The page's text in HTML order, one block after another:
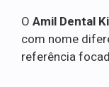
O Amil Dental
com nome
referência